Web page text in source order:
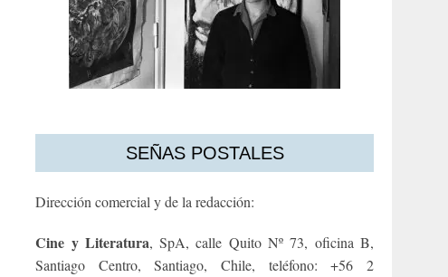
SEÑAS POSTALES
Dirección comercial y de la redacción:
Cine y Literatura, SpA, calle Quito Nº 73, oficina B,
Santiago Centro, Santiago, Chile, teléfono: +56 2